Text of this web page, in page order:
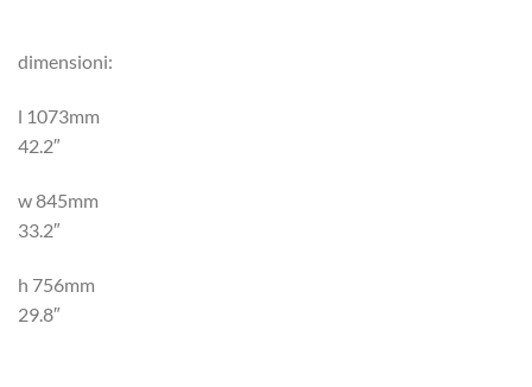
dimensioni:
l 1073mm
42.2″
w 845mm
33.2″
h 756mm
29.8″